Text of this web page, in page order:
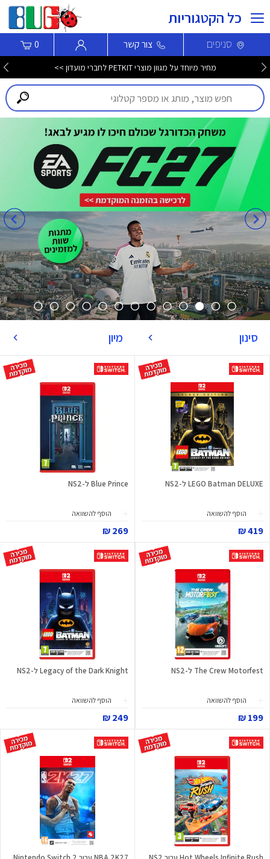
כל הקטגוריות
סניפים צור קשר 0
מחיר מיוחד על מגוון מוצרי PETKIT לחברי מועדון >>
סינון מיון
LEGO Batman DELUXE ל-NS2
הוסף להשוואה
419 ₪
Blue Prince ל-NS2
הוסף להשוואה
269 ₪
The Crew Motorfest ל-NS2
הוסף להשוואה
199 ₪
Legacy of the Dark Knight ל-NS2
הוסף להשוואה
249 ₪